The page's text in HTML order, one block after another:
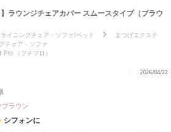
ラウンジチェアカバー スムースタイプ（ブラウ
ライニングチェア・ソファ/ベッド
まつげエクステ
チェア・ソファ
Pro.（プチプロ）
2026/04/22
ラウン
シフォンに